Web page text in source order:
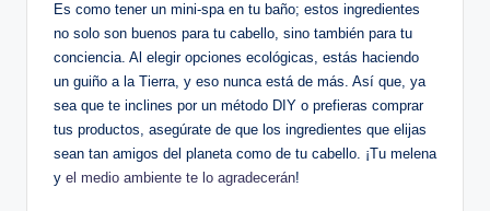
Es como tener un mini-spa en tu baño; estos ingredientes
no solo son buenos para tu cabello, sino también para tu
conciencia. Al elegir opciones ecológicas, estás haciendo
un guiño a la Tierra, y eso nunca está de más. Así que, ya
sea que te inclines por un método DIY o prefieras comprar
tus productos, asegúrate de que los ingredientes que elijas
sean tan amigos del planeta como de tu cabello. ¡Tu melena
y el medio ambiente te lo agradecerán!